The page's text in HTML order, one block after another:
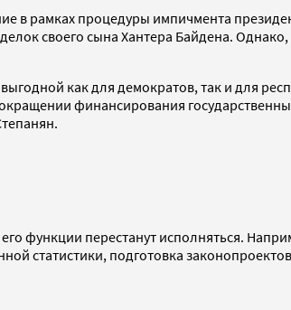
в рамках процедуры импичмента
своего сына Хантера Байдена.
как для демократов, так и для
финансирования
функции перестанут исполняться.
статистики, подготовка